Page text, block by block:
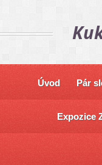
Úvod Pár
Expozice